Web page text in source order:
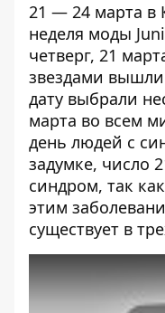
21 — 24 марта в
неделя моды
четверг, 21
звездами вышли
дату выбрали
марта во всем
день людей с
задумке, число
синдром, так
этим
существует в